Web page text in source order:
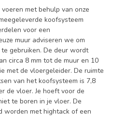
met behulp van onze
koofsysteem
voor een
muur adviseren we om
gebruiken. De deur wordt
circa 8 mm tot de muur en 10
met de vloergeleider. De ruimte
van het koofsysteem is 7,8
de vloer. Je hoeft voor de
te boren in je vloer. De
worden met hightack of een